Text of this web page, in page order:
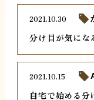
分け目が気にな
2021.10.30
自宅で始める分
2021.10.15